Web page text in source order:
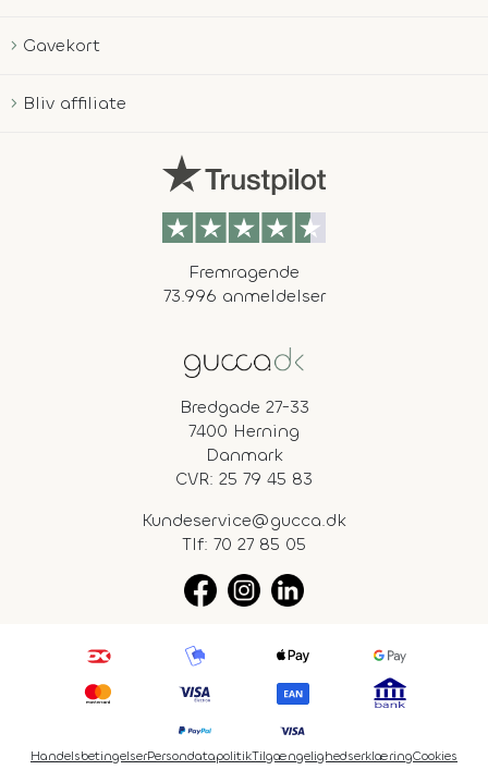
Gavekort
Bliv affiliate
Fremragende
73.996 anmeldelser
Bredgade 27-33
7400 Herning
Danmark
CVR: 25 79 45 83
Kundeservice@gucca.dk
Tlf: 70 27 85 05
HandelsbetingelserPersondatapolitikTilgængelighedserklæringCookies